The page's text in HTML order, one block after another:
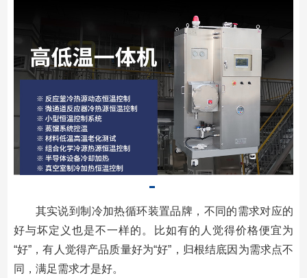
其实说到制冷加热循环装置品牌，不同的需求对应的
好与坏定义也是不一样的。比如有的人觉得价格便宜为
“好”，有人觉得产品质量好为“好”，归根结底因为需求点不
同，满足需求才是好。